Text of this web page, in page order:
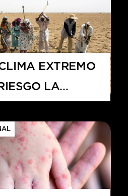
A NIVEL
EXTREMO
LA